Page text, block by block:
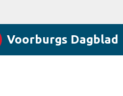
Voorburgs Dagblad